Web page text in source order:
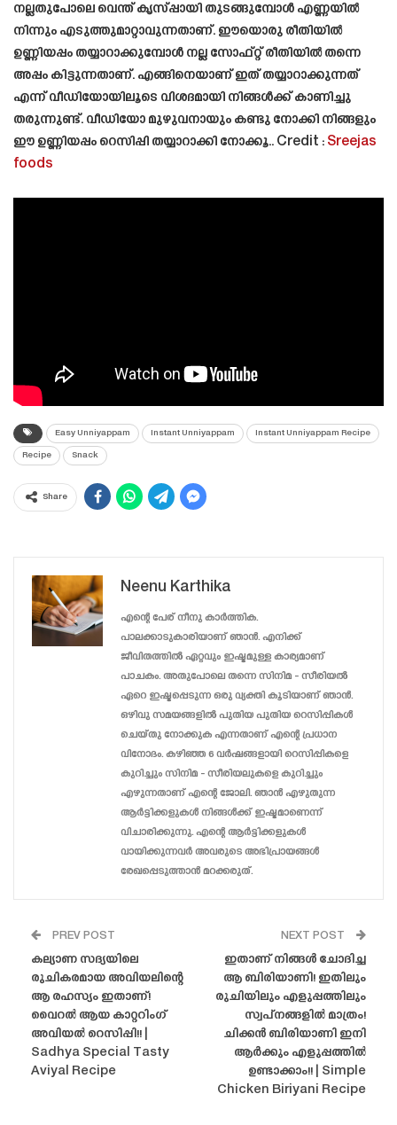
നല്ലതുപോലെ വെന്ത് കൃസ്പ്പായി തുടങ്ങുമ്പോൾ എണ്ണയിൽ
നിന്നും എടുത്തുമാറ്റാവുന്നതാണ്. ഈയൊരു രീതിയിൽ
ഉണ്ണിയപ്പം തയ്യാറാക്കുമ്പോൾ നല്ല സോഫ്റ്റ് രീതിയിൽ തന്നെ
അപ്പം കിട്ടുന്നതാണ്. എങ്ങിനെയാണ് ഇത് തയ്യാറാക്കുന്നത്
എന്ന് വീഡിയോയിലൂടെ വിശദമായി നിങ്ങൾക്ക് കാണിച്ചു
തരുന്നുണ്ട്. വീഡിയോ മുഴുവനായും കണ്ടു നോക്കി നിങ്ങളും
ഈ ഉണ്ണിയപ്പം റെസിപ്പി തയ്യാറാക്കി നോക്കൂ.. Credit : Sreejas
foods
Easy Unniyappam Instant Unniyappam Instant Unniyappam Recipe
Recipe Snack
Share
Neenu Karthika
എന്റെ പേര് നീനു കാർത്തിക.
പാലക്കാടുകാരിയാണ് ഞാൻ. എനിക്ക്
ജീവിതത്തിൽ ഏറ്റവും ഇഷ്ടമുള്ള കാര്യമാണ്
പാചകം. അതുപോലെ തന്നെ സിനിമ - സീരിയൽ
ഏറെ ഇഷ്ടപ്പെടുന്ന ഒരു വ്യക്തി കൂടിയാണ് ഞാൻ.
ഒഴിവു സമയങ്ങളിൽ പുതിയ പുതിയ റെസിപ്പികൾ
ചെയ്‌തു നോക്കുക എന്നതാണ് എന്റെ പ്രധാന
വിനോദം. കഴിഞ്ഞ 6 വർഷങ്ങളായി റെസിപ്പികളെ
കുറിച്ചും സിനിമ - സീരിയലുകളെ കുറിച്ചും
എഴുന്നതാണ് എന്റെ ജോലി. ഞാൻ എഴുതുന്ന
ആർട്ടിക്കളുകൾ നിങ്ങൾക്ക് ഇഷ്ടമാണെന്ന്
വിചാരിക്കുന്നു. എന്റെ ആർട്ടിക്കളുകൾ
വായിക്കുന്നവർ അവരുടെ അഭിപ്രായങ്ങൾ
രേഖപ്പെടുത്താൻ മറക്കരുത്.
PREV POST
കല്യാണ സദ്യയിലെ
രുചികരമായ അവിയലിന്റെ
ആ രഹസ്യം ഇതാണ്!
വൈറൽ ആയ കാറ്ററിംഗ്
അവിയൽ റെസിപ്പി!! |
Sadhya Special Tasty
Aviyal Recipe
NEXT POST
ഇതാണ് നിങ്ങൾ ചോദിച്ച
ആ ബിരിയാണി! ഇതിലും
രുചിയിലും എളുപ്പത്തിലും
സ്വപ്നങ്ങളിൽ മാത്രം!
ചിക്കൻ ബിരിയാണി ഇനി
ആർക്കും എളുപ്പത്തിൽ
ഉണ്ടാക്കാം!! | Simple
Chicken Biriyani Recipe